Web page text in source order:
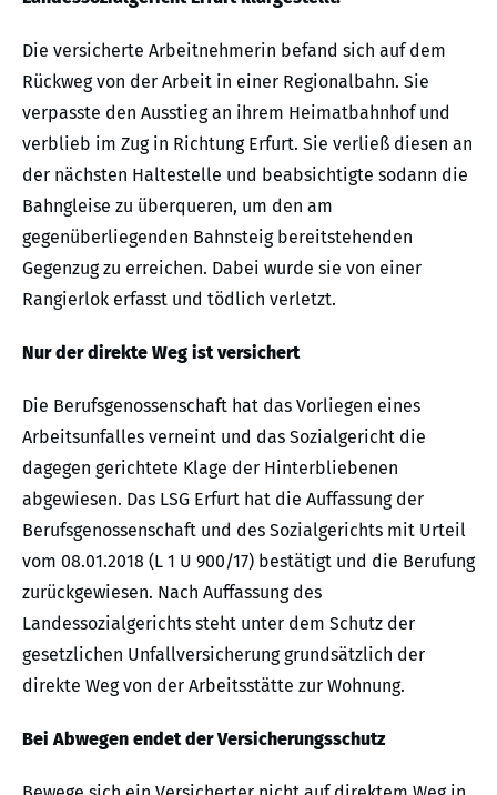
Die versicherte Arbeitnehmerin befand sich auf dem
Rückweg von der Arbeit in einer Regionalbahn. Sie
verpasste den Ausstieg an ihrem Heimatbahnhof und
verblieb im Zug in Richtung Erfurt. Sie verließ diesen an
der nächsten Haltestelle und beabsichtigte sodann die
Bahngleise zu überqueren, um den am
gegenüberliegenden Bahnsteig bereitstehenden
Gegenzug zu erreichen. Dabei wurde sie von einer
Rangierlok erfasst und tödlich verletzt.
Nur der direkte Weg ist versichert
Die Berufsgenossenschaft hat das Vorliegen eines
Arbeitsunfalles verneint und das Sozialgericht die
dagegen gerichtete Klage der Hinterbliebenen
abgewiesen. Das LSG Erfurt hat die Auffassung der
Berufsgenossenschaft und des Sozialgerichts mit Urteil
vom 08.01.2018 (L 1 U 900/17) bestätigt und die Berufung
zurückgewiesen. Nach Auffassung des
Landessozialgerichts steht unter dem Schutz der
gesetzlichen Unfallversicherung grundsätzlich der
direkte Weg von der Arbeitsstätte zur Wohnung.
Bei Abwegen endet der Versicherungsschutz